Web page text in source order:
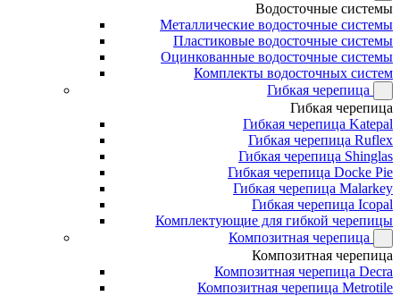
Водосточные системы
Металлические водосточные системы
Пластиковые водосточные системы
Оцинкованные водосточные системы
Комплекты водосточных систем
Гибкая черепица
Гибкая черепица
Гибкая черепица Katepal
Гибкая черепица Ruflex
Гибкая черепица Shinglas
Гибкая черепица Docke Pie
Гибкая черепица Malarkey
Гибкая черепица Icopal
Комплектующие для гибкой черепицы
Композитная черепица
Композитная черепица
Композитная черепица Decra
Композитная черепица Metrotile